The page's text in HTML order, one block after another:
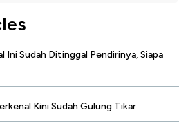
Sudah Ditinggal Pendirinya, Siapa
Kini Sudah Gulung Tikar